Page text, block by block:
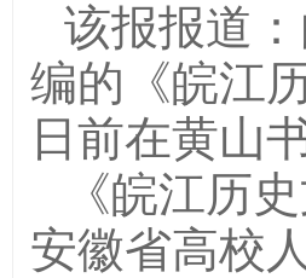
该报报道
编的《皖江
日前在黄山
《皖江历
安徽省高校